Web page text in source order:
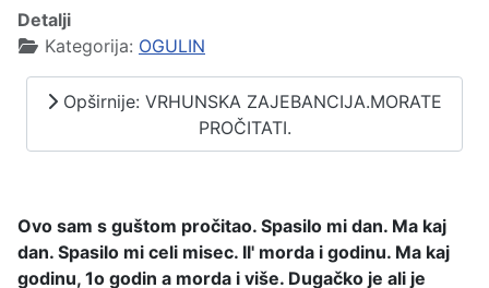
Detalji
Kategorija: OGULIN
Opširnije: VRHUNSKA ZAJEBANCIJA.MORATE
PROČITATI.
Ovo sam s guštom pročitao. Spasilo mi dan. Ma kaj
dan. Spasilo mi celi misec. Il' morda i godinu. Ma kaj
godinu, 1o godin a morda i više. Dugačko je ali je